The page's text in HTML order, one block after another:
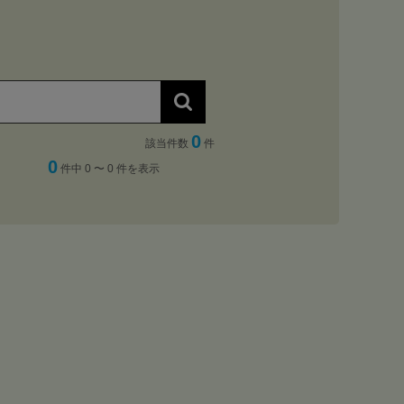
該当件数 0 件
0 件中 0 〜 0 件を表示